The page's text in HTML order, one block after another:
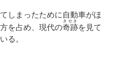
しまったために自動車がほ
を占め、現代の奇跡
きせき
を見て
る。